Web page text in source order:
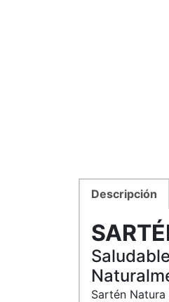
Descripción
Sartén